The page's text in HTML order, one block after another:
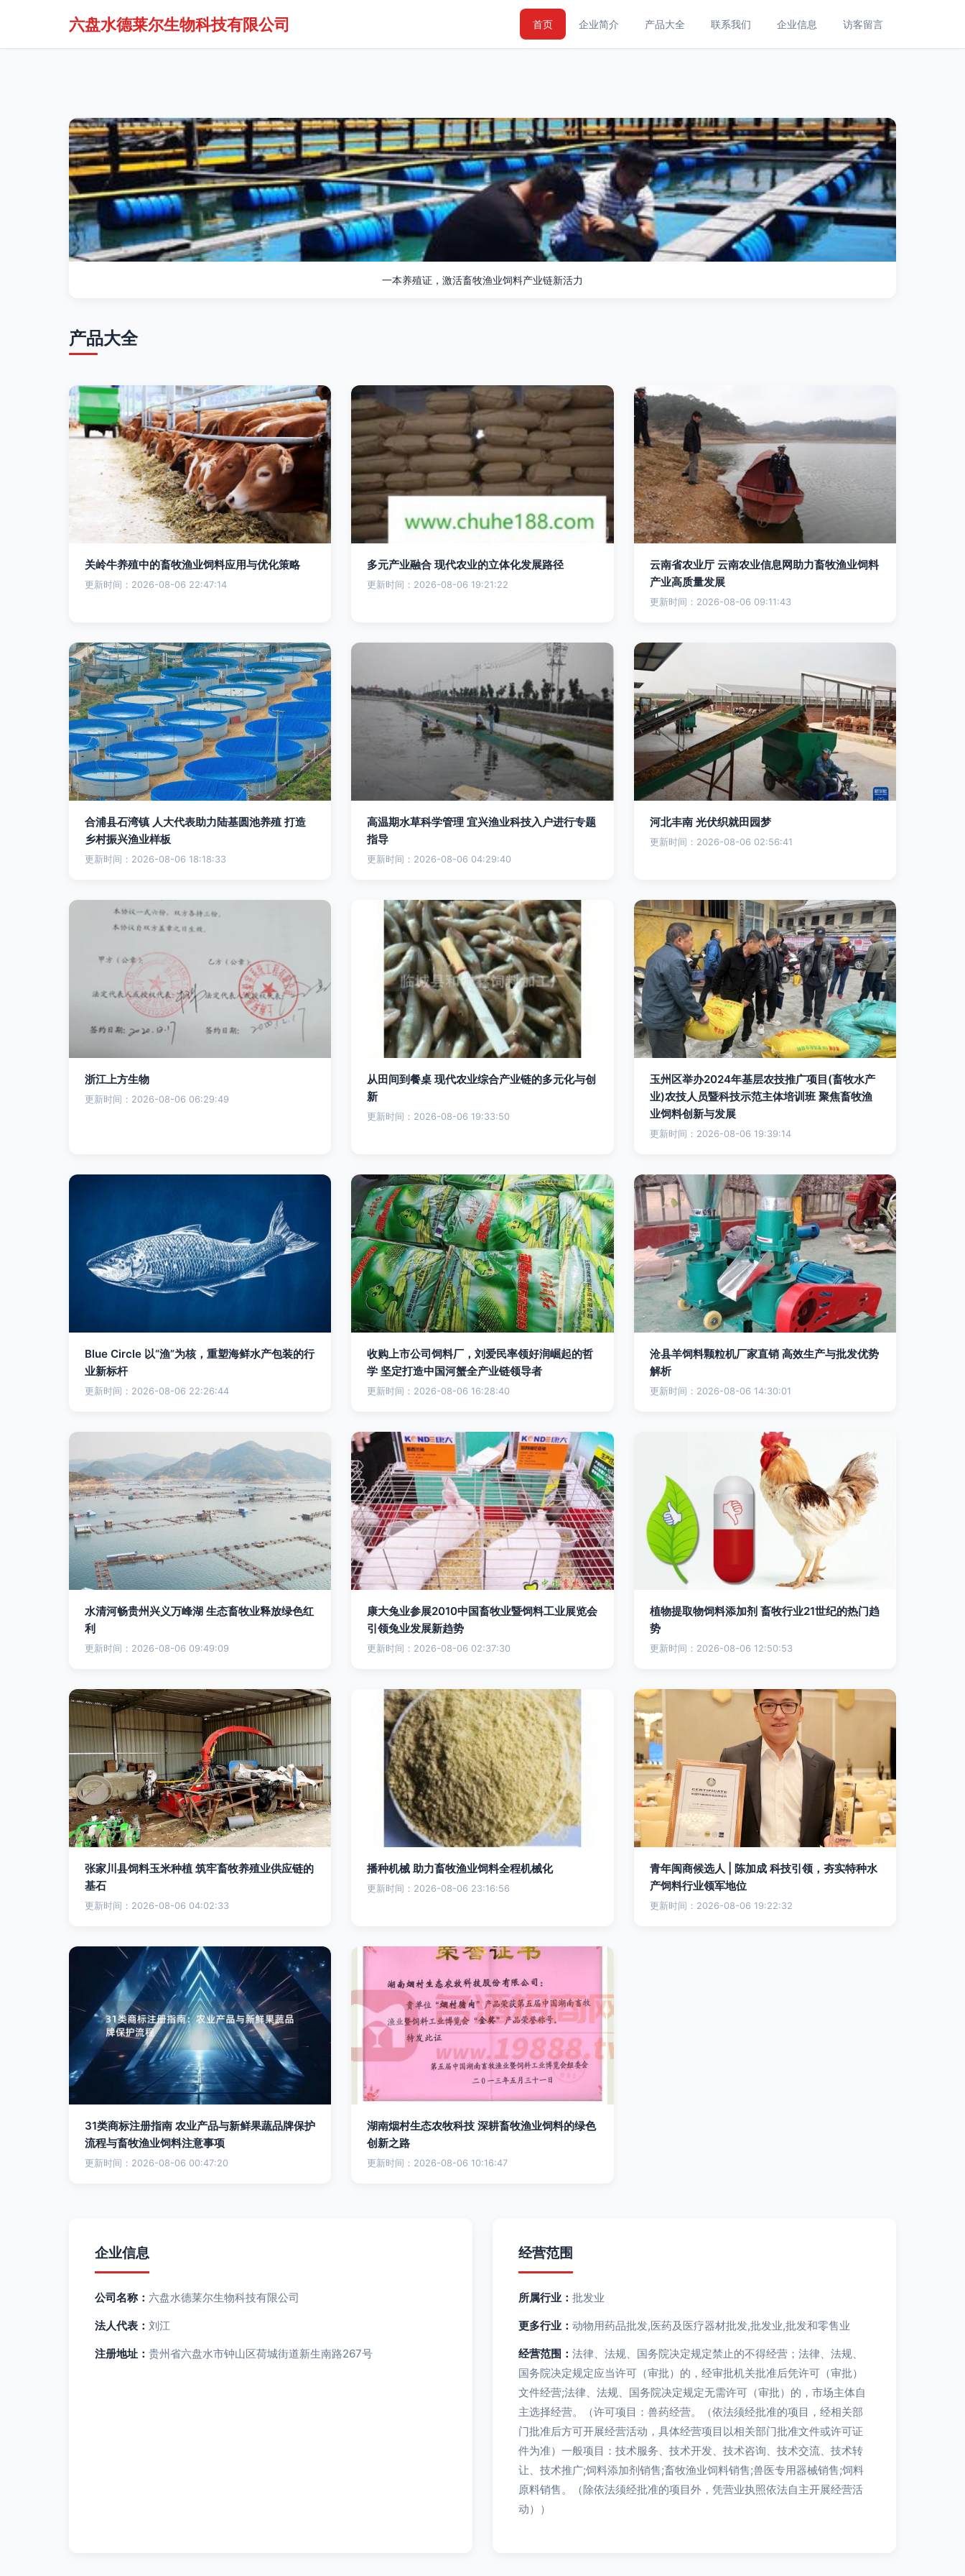
六盘水德莱尔生物科技有限公司 首页 企业简介 产品大全 联系我们 企业信息 访客留言
一本养殖证，激活畜牧渔业饲料产业链新活力
产品大全
关岭牛养殖中的畜牧渔业饲料应用与优化策略
更新时间：2026-08-06 22:47:14
多元产业融合 现代农业的立体化发展路径
更新时间：2026-08-06 19:21:22
云南省农业厅 云南农业信息网助力畜牧渔业饲料
产业高质量发展
更新时间：2026-08-06 09:11:43
合浦县石湾镇 人大代表助力陆基圆池养殖 打造
乡村振兴渔业样板
更新时间：2026-08-06 18:18:33
高温期水草科学管理 宜兴渔业科技入户进行专题
指导
更新时间：2026-08-06 04:29:40
河北丰南 光伏织就田园梦
更新时间：2026-08-06 02:56:41
浙江上方生物
更新时间：2026-08-06 06:29:49
从田间到餐桌 现代农业综合产业链的多元化与创
新
更新时间：2026-08-06 19:33:50
玉州区举办2024年基层农技推广项目(畜牧水产
业)农技人员暨科技示范主体培训班 聚焦畜牧渔
业饲料创新与发展
更新时间：2026-08-06 19:39:14
Blue Circle 以“渔”为核，重塑海鲜水产包装的行
业新标杆
更新时间：2026-08-06 22:26:44
收购上市公司饲料厂，刘爱民率领好润崛起的哲
学 坚定打造中国河蟹全产业链领导者
更新时间：2026-08-06 16:28:40
沧县羊饲料颗粒机厂家直销 高效生产与批发优势
解析
更新时间：2026-08-06 14:30:01
水清河畅贵州兴义万峰湖 生态畜牧业释放绿色红
利
更新时间：2026-08-06 09:49:09
康大兔业参展2010中国畜牧业暨饲料工业展览会
引领兔业发展新趋势
更新时间：2026-08-06 02:37:30
植物提取物饲料添加剂 畜牧行业21世纪的热门趋
势
更新时间：2026-08-06 12:50:53
张家川县饲料玉米种植 筑牢畜牧养殖业供应链的
基石
更新时间：2026-08-06 04:02:33
播种机械 助力畜牧渔业饲料全程机械化
更新时间：2026-08-06 23:16:56
青年闽商候选人 | 陈加成 科技引领，夯实特种水
产饲料行业领军地位
更新时间：2026-08-06 19:22:32
31类商标注册指南 农业产品与新鲜果蔬品牌保护
流程与畜牧渔业饲料注意事项
更新时间：2026-08-06 00:47:20
湖南烟村生态农牧科技 深耕畜牧渔业饲料的绿色
创新之路
更新时间：2026-08-06 10:16:47
企业信息
公司名称： 六盘水德莱尔生物科技有限公司
法人代表： 刘江
注册地址： 贵州省六盘水市钟山区荷城街道新生南路267号
经营范围
所属行业： 批发业
更多行业： 动物用药品批发,医药及医疗器材批发,批发业,批发和零售业
经营范围： 法律、法规、国务院决定规定禁止的不得经营；法律、法规、
国务院决定规定应当许可（审批）的，经审批机关批准后凭许可（审批）
文件经营;法律、法规、国务院决定规定无需许可（审批）的，市场主体自
主选择经营。（许可项目：兽药经营。（依法须经批准的项目，经相关部
门批准后方可开展经营活动，具体经营项目以相关部门批准文件或许可证
件为准）一般项目：技术服务、技术开发、技术咨询、技术交流、技术转
让、技术推广;饲料添加剂销售;畜牧渔业饲料销售;兽医专用器械销售;饲料
原料销售。（除依法须经批准的项目外，凭营业执照依法自主开展经营活
动））